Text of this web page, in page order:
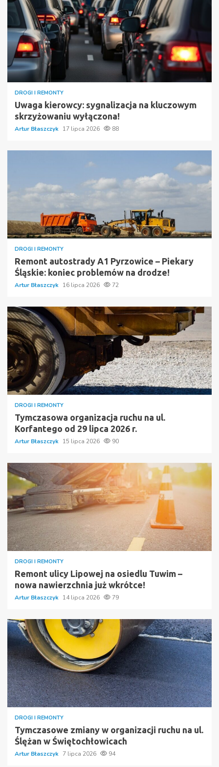
DROGI I REMONTY
Uwaga kierowcy: sygnalizacja na kluczowym
skrzyżowaniu wyłączona!
Artur Błaszczyk 17 lipca 2026 88
DROGI I REMONTY
Remont autostrady A1 Pyrzowice – Piekary
Śląskie: koniec problemów na drodze!
Artur Błaszczyk 16 lipca 2026 72
DROGI I REMONTY
Tymczasowa organizacja ruchu na ul.
Korfantego od 29 lipca 2026 r.
Artur Błaszczyk 15 lipca 2026 90
DROGI I REMONTY
Remont ulicy Lipowej na osiedlu Tuwim –
nowa nawierzchnia już wkrótce!
Artur Błaszczyk 14 lipca 2026 79
DROGI I REMONTY
Tymczasowe zmiany w organizacji ruchu na ul.
Ślężan w Świętochłowicach
Artur Błaszczyk 7 lipca 2026 94